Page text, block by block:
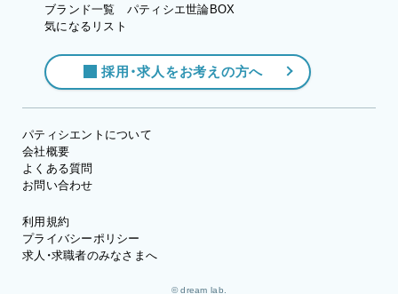
ブランド一覧
気になるリスト
パティシエ世論BOX
採用・求人をお考えの方へ
パティシエントについて
会社概要
よくある質問
お問い合わせ
利用規約
プライバシーポリシー
求人・求職者のみなさまへ
© dream lab.